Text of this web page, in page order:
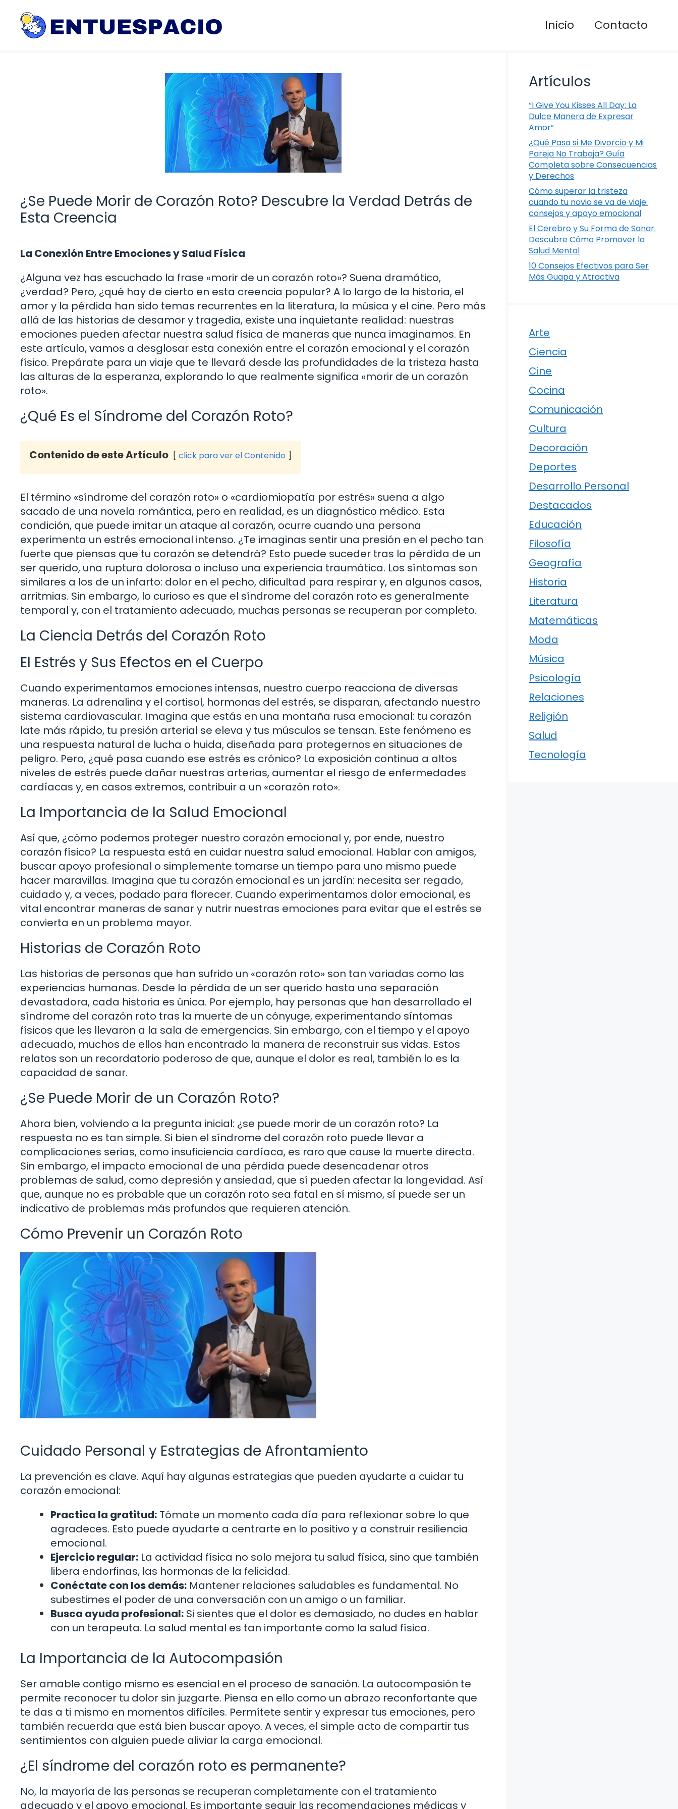
contenido
Inicio Contacto
¿Se Puede Morir de Corazón Roto? Descubre la Verdad Detrás de
Esta Creencia
La Conexión Entre Emociones y Salud Física
¿Alguna vez has escuchado la frase «morir de un corazón roto»? Suena dramático,
¿verdad? Pero, ¿qué hay de cierto en esta creencia popular? A lo largo de la historia, el
amor y la pérdida han sido temas recurrentes en la literatura, la música y el cine. Pero más
allá de las historias de desamor y tragedia, existe una inquietante realidad: nuestras
emociones pueden afectar nuestra salud física de maneras que nunca imaginamos. En
este artículo, vamos a desglosar esta conexión entre el corazón emocional y el corazón
físico. Prepárate para un viaje que te llevará desde las profundidades de la tristeza hasta
las alturas de la esperanza, explorando lo que realmente significa «morir de un corazón
roto».
¿Qué Es el Síndrome del Corazón Roto?
Contenido de este Artículo click para ver el Contenido
El término «síndrome del corazón roto» o «cardiomiopatía por estrés» suena a algo
sacado de una novela romántica, pero en realidad, es un diagnóstico médico. Esta
condición, que puede imitar un ataque al corazón, ocurre cuando una persona
experimenta un estrés emocional intenso. ¿Te imaginas sentir una presión en el pecho tan
fuerte que piensas que tu corazón se detendrá? Esto puede suceder tras la pérdida de un
ser querido, una ruptura dolorosa o incluso una experiencia traumática. Los síntomas son
similares a los de un infarto: dolor en el pecho, dificultad para respirar y, en algunos casos,
arritmias. Sin embargo, lo curioso es que el síndrome del corazón roto es generalmente
temporal y, con el tratamiento adecuado, muchas personas se recuperan por completo.
La Ciencia Detrás del Corazón Roto
El Estrés y Sus Efectos en el Cuerpo
Cuando experimentamos emociones intensas, nuestro cuerpo reacciona de diversas
maneras. La adrenalina y el cortisol, hormonas del estrés, se disparan, afectando nuestro
sistema cardiovascular. Imagina que estás en una montaña rusa emocional: tu corazón
late más rápido, tu presión arterial se eleva y tus músculos se tensan. Este fenómeno es
una respuesta natural de lucha o huida, diseñada para protegernos en situaciones de
peligro. Pero, ¿qué pasa cuando ese estrés es crónico? La exposición continua a altos
niveles de estrés puede dañar nuestras arterias, aumentar el riesgo de enfermedades
cardíacas y, en casos extremos, contribuir a un «corazón roto».
La Importancia de la Salud Emocional
Así que, ¿cómo podemos proteger nuestro corazón emocional y, por ende, nuestro
corazón físico? La respuesta está en cuidar nuestra salud emocional. Hablar con amigos,
buscar apoyo profesional o simplemente tomarse un tiempo para uno mismo puede
hacer maravillas. Imagina que tu corazón emocional es un jardín: necesita ser regado,
cuidado y, a veces, podado para florecer. Cuando experimentamos dolor emocional, es
vital encontrar maneras de sanar y nutrir nuestras emociones para evitar que el estrés se
convierta en un problema mayor.
Historias de Corazón Roto
Las historias de personas que han sufrido un «corazón roto» son tan variadas como las
experiencias humanas. Desde la pérdida de un ser querido hasta una separación
devastadora, cada historia es única. Por ejemplo, hay personas que han desarrollado el
síndrome del corazón roto tras la muerte de un cónyuge, experimentando síntomas
físicos que les llevaron a la sala de emergencias. Sin embargo, con el tiempo y el apoyo
adecuado, muchos de ellos han encontrado la manera de reconstruir sus vidas. Estos
relatos son un recordatorio poderoso de que, aunque el dolor es real, también lo es la
capacidad de sanar.
¿Se Puede Morir de un Corazón Roto?
Ahora bien, volviendo a la pregunta inicial: ¿se puede morir de un corazón roto? La
respuesta no es tan simple. Si bien el síndrome del corazón roto puede llevar a
complicaciones serias, como insuficiencia cardíaca, es raro que cause la muerte directa.
Sin embargo, el impacto emocional de una pérdida puede desencadenar otros
problemas de salud, como depresión y ansiedad, que sí pueden afectar la longevidad. Así
que, aunque no es probable que un corazón roto sea fatal en sí mismo, sí puede ser un
indicativo de problemas más profundos que requieren atención.
Cómo Prevenir un Corazón Roto
Cuidado Personal y Estrategias de Afrontamiento
La prevención es clave. Aquí hay algunas estrategias que pueden ayudarte a cuidar tu
corazón emocional:
Practica la gratitud: Tómate un momento cada día para reflexionar sobre lo que
agradeces. Esto puede ayudarte a centrarte en lo positivo y a construir resiliencia
emocional.
Ejercicio regular: La actividad física no solo mejora tu salud física, sino que también
libera endorfinas, las hormonas de la felicidad.
Conéctate con los demás: Mantener relaciones saludables es fundamental. No
subestimes el poder de una conversación con un amigo o un familiar.
Busca ayuda profesional: Si sientes que el dolor es demasiado, no dudes en hablar
con un terapeuta. La salud mental es tan importante como la salud física.
La Importancia de la Autocompasión
Ser amable contigo mismo es esencial en el proceso de sanación. La autocompasión te
permite reconocer tu dolor sin juzgarte. Piensa en ello como un abrazo reconfortante que
te das a ti mismo en momentos difíciles. Permítete sentir y expresar tus emociones, pero
también recuerda que está bien buscar apoyo. A veces, el simple acto de compartir tus
sentimientos con alguien puede aliviar la carga emocional.
¿El síndrome del corazón roto es permanente?
No, la mayoría de las personas se recuperan completamente con el tratamiento
adecuado y el apoyo emocional. Es importante seguir las recomendaciones médicas y
Artículos
“I Give You Kisses All Day: La
Dulce Manera de Expresar
Amor”
¿Qué Pasa si Me Divorcio y Mi
Pareja No Trabaja? Guía
Completa sobre Consecuencias
y Derechos
Cómo superar la tristeza
cuando tu novio se va de viaje:
consejos y apoyo emocional
El Cerebro y Su Forma de Sanar:
Descubre Cómo Promover la
Salud Mental
10 Consejos Efectivos para Ser
Más Guapa y Atractiva
Arte
Ciencia
Cine
Cocina
Comunicación
Cultura
Decoración
Deportes
Desarrollo Personal
Destacados
Educación
Filosofía
Geografía
Historia
Literatura
Matemáticas
Moda
Música
Psicología
Relaciones
Religión
Salud
Tecnología